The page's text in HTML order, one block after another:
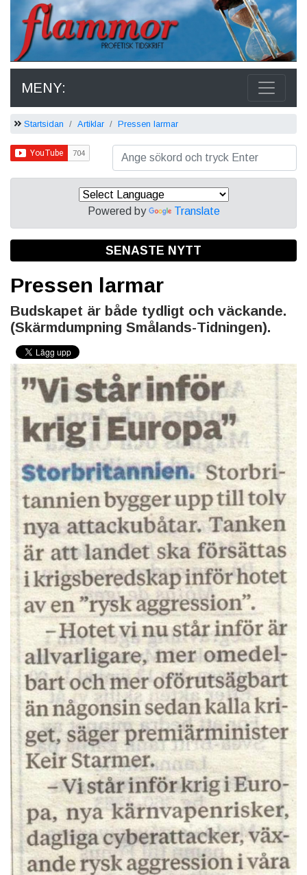
MENY:
Startsidan Artiklar Pressen larmar
Powered by Translate
SENASTE NYTT
Pressen larmar
Budskapet är både tydligt och väckande.
(Skärmdumpning Smålands-Tidningen).